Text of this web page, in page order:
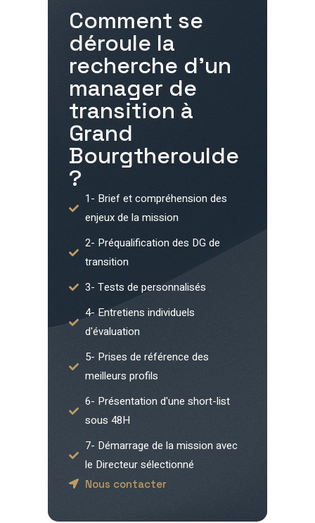
Comment se
déroule la
recherche d'un
manager de
transition à
Grand
Bourgtheroulde
?
1- Brief et compréhension des
enjeux de la mission
2- Préqualification des DG de
transition
3- Tests de personnalisés
4- Entretiens individuels
d'évaluation
5- Prises de référence des
meilleurs profils
6- Présentation d'une short-list
sous 48H
7- Démarrage de la mission avec
le Directeur sélectionné
Nous contacter